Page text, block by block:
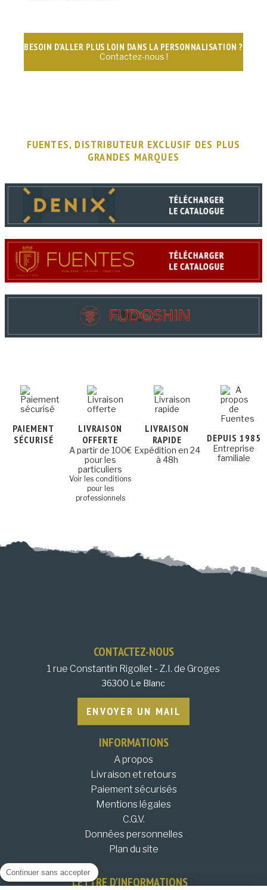
Continuer sans accepter
BESOIN D'ALLER PLUS LOIN DANS LA PERSONNALISATION ?
Contactez-nous !
FUENTES, DISTRIBUTEUR EXCLUSIF DES PLUS
GRANDES MARQUES
PAIEMENT
SÉCURISÉ
LIVRAISON
OFFERTE
A partir de 100€
pour les
particuliers
Voir les conditions
pour les
professionnels
LIVRAISON
RAPIDE
Expédition en 24
à 48h
DEPUIS 1985
Entreprise
familiale
CONTACTEZ-NOUS
1 rue Constantin Rigollet - Z.I. de Groges
36300 Le Blanc
ENVOYER UN MAIL
INFORMATIONS
A propos
Livraison et retours
Paiement sécurisés
Mentions légales
C.G.V.
Données personnelles
Plan du site
LETTRE D'INFORMATIONS